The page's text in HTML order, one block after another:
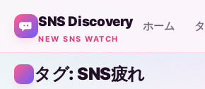
SNS Discovery
NEW SNS WATCH
ホーム
タグ: SNS疲れ